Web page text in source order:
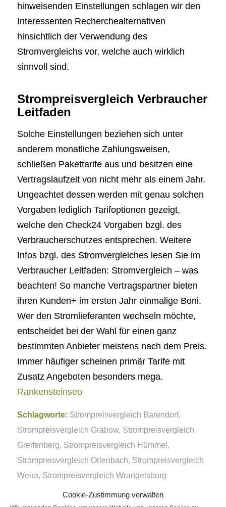
Cookie-Zustimmung verwalten
hinweisenden Einstellungen schlagen wir den
Interessenten Recherchealternativen
hinsichtlich der Verwendung des
Stromvergleichs vor, welche auch wirklich
sinnvoll sind.
Strompreisvergleich Verbraucher
Leitfaden
Solche Einstellungen beziehen sich unter
anderem monatliche Zahlungsweisen,
schließen Pakettarife aus und besitzen eine
Vertragslaufzeit von nicht mehr als einem Jahr.
Ungeachtet dessen werden mit genau solchen
Vorgaben lediglich Tarifoptionen gezeigt,
welche den Check24 Vorgaben bzgl. des
Verbraucherschutzes entsprechen. Weitere
Infos bzgl. des Stromvergleiches lesen Sie im
Verbraucher Leitfaden: Stromvergleich – was
beachten! So manche Vertragspartner bieten
ihren Kunden+ im ersten Jahr einmalige Boni.
Wer den Stromlieferanten wechseln möchte,
entscheidet bei der Wahl für einen ganz
bestimmten Anbieter meistens nach dem Preis.
Immer häufiger scheinen primär Tarife mit
Zusatz Angeboten besonders mega.
Rankensteinseo
Schlagworte: Strompreisvergleich Barendorf,
Strompreisvergleich Grabow, Strompreisvergleich
Greifenberg, Strompreisvergleich Hümmel,
Strompreisvergleich Orlenbach, Strompreisvergleich
Weira, Strompreisvergleich Wrangelsburg